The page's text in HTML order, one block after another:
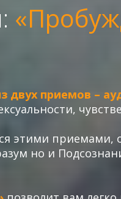
двух приемов –
этими
но и